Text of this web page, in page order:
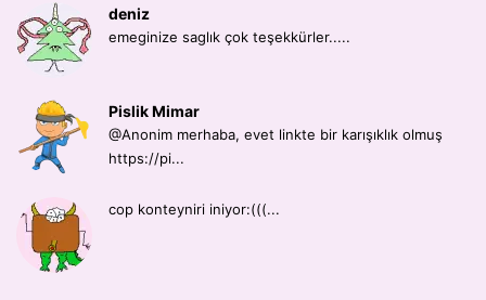
deniz
emeginize saglık çok teşekkürler.....
Pislik Mimar
@Anonim merhaba, evet linkte bir karışıklık olmuş
https://pi...
cop konteyniri iniyor:(((...